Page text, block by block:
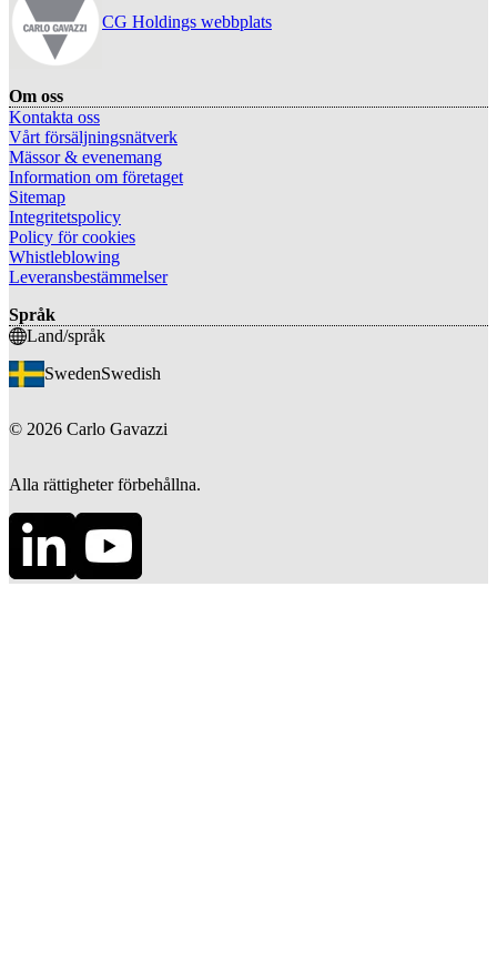
CG Holdings webbplats
Om oss
Kontakta oss
Vårt försäljningsnätverk
Mässor & evenemang
Information om företaget
Sitemap
Integritetspolicy
Policy för cookies
Whistleblowing
Leveransbestämmelser
Språk
Land/språk
SwedenSwedish
© 2026 Carlo Gavazzi
Alla rättigheter förbehållna.